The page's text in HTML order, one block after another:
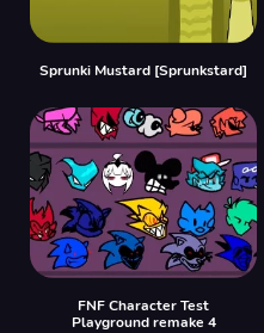
Sprunki Mustard [Sprunkstard]
FNF Character Test
Playground remake 4